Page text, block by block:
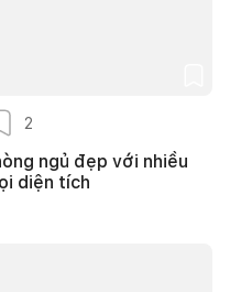
2
ngủ đẹp với nhiều
diện tích